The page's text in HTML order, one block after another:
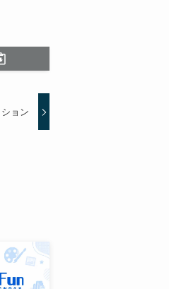
ョン